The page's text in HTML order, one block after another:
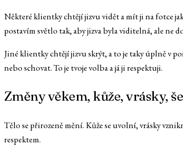
Některé klientky chtějí jizvu vidět a mít ji na fotce
postavím světlo tak, aby jizva byla viditelná, ale ne
Jiné klientky chtějí jizvu skrýt, a to je taky úplně v
nebo schovat. To je tvoje volba a já ji respektuji.
Změny věkem, kůže, vrásky,
Tělo se přirozeně mění. Kůže se uvolní, vrásky
respektem.